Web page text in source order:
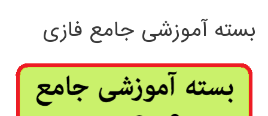
بسته آموزشی جامع فازی